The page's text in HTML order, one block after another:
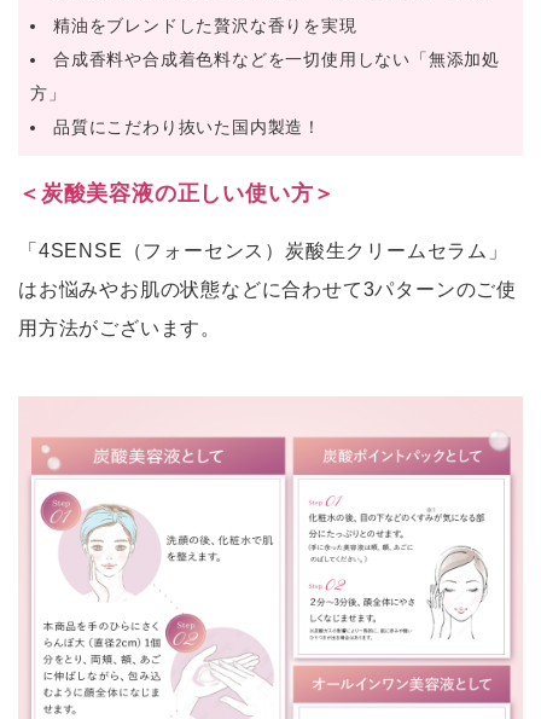
精油をブレンドした贅沢な香りを実現
合成香料や合成着色料などを一切使用しない「無添加処
方」
品質にこだわり抜いた国内製造！
＜炭酸美容液の正しい使い方＞
「4SENSE（フォーセンス）炭酸生クリームセラム」
はお悩みやお肌の状態などに合わせて3パターンのご使
用方法がございます。